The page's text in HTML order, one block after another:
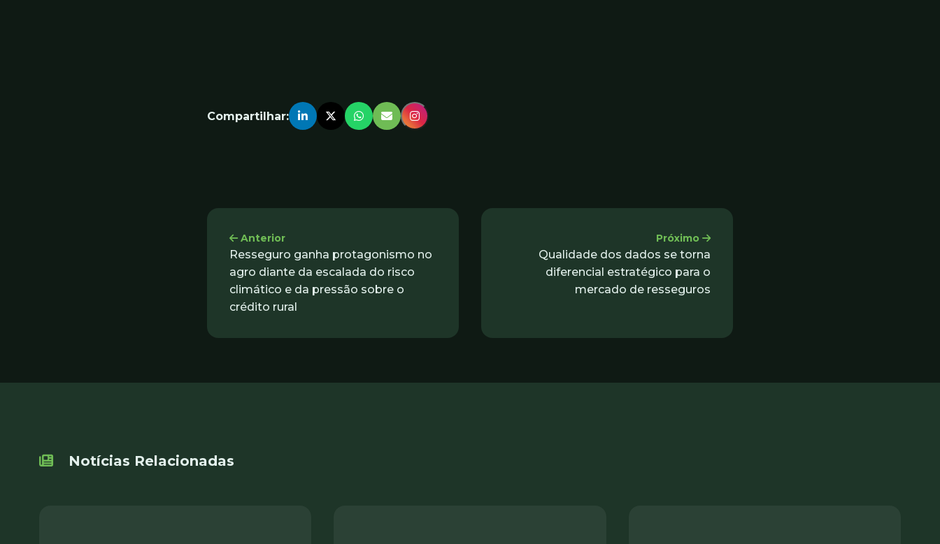
Compartilhar:
Anterior
Resseguro ganha protagonismo no
agro diante da escalada do risco
climático e da pressão sobre o
crédito rural
Próximo
Qualidade dos dados se torna
diferencial estratégico para o
mercado de resseguros
Notícias Relacionadas